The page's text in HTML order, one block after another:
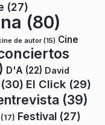
(27)
(80)
de autor(15) Cine
D'A (22) David
(30) El Click (29)
(39)
(17) Festival (27)